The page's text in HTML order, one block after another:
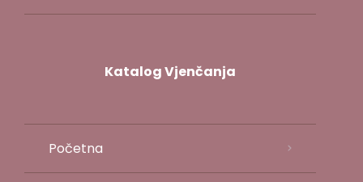
Katalog Vjenčanja
Početna